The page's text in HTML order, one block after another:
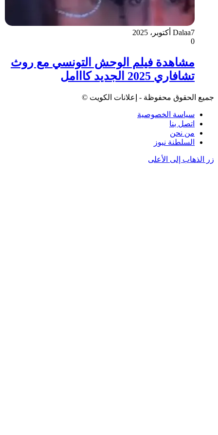
Dalaa7 أكتوبر، 2025
0
مشاهدة فيلم الوحش التونسي مع روث
تشافاري 2025 الجديد كااامل
جميع الحقوق محفوظة - إعلانات الكويت ©
سياسة الخصوصية
اتصل بنا
من نحن
السلطنة نيوز
زر الذهاب إلى الأعلى